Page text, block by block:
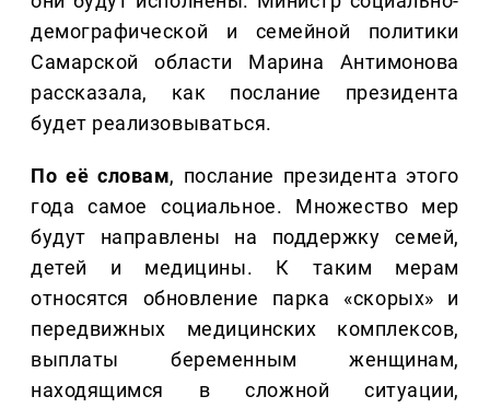
демографической и семейной политики
Самарской области Марина Антимонова
рассказала, как послание президента
будет реализовываться.
По её словам, послание президента этого
года самое социальное. Множество мер
будут направлены на поддержку семей,
детей и медицины. К таким мерам
относятся обновление парка «скорых» и
передвижных медицинских комплексов,
выплаты беременным женщинам,
находящимся в сложной ситуации,